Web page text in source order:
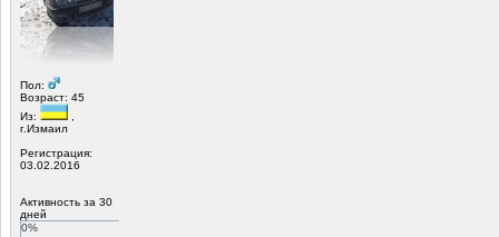
Пол:
Возраст: 45
Из:
г.Измаил
Регистрация:
03.02.2016
Активность за 30
дней
0%